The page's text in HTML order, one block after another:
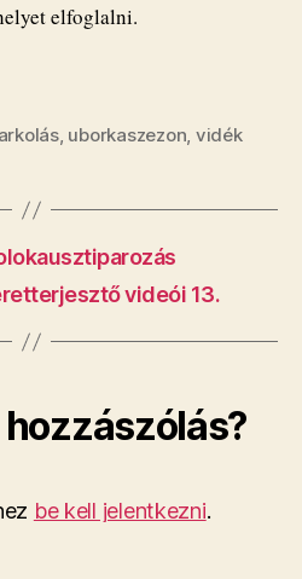
elfoglalni.
, uborkaszezon, vidék
videói 13.
be kell jelentkezni.